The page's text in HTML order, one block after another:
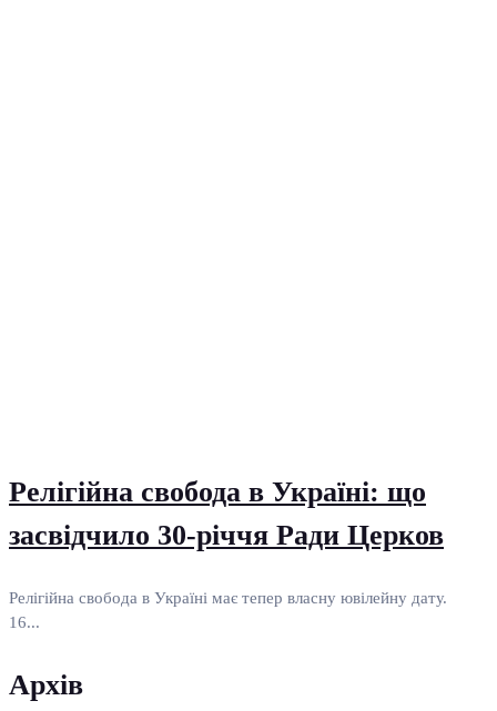
Релігійна свобода в Україні: що
засвідчило 30-річчя Ради Церков
Релігійна свобода в Україні має тепер власну ювілейну дату.
16...
Архів